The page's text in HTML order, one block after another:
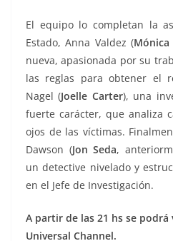
El equipo lo completan la
Estado, Anna Valdez (
nueva, apasionada por su
las reglas para obtener el
Nagel (Joelle Carter), una
fuerte carácter, que analiza
ojos de las víctimas.
Dawson (Jon Seda,
un detective nivelado y
en el Jefe de Investigación.
A partir de las 21 hs se podrá
Universal Channel.